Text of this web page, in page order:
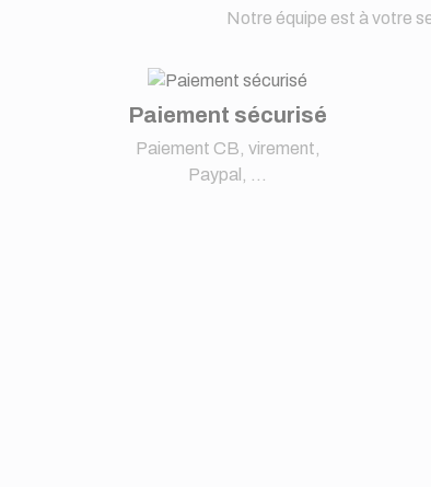
Notre équipe est à votre
Paiement sécurisé
Paiement CB, virement,
Paypal, ...